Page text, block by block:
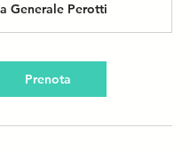
e Generale Perotti
Prenota